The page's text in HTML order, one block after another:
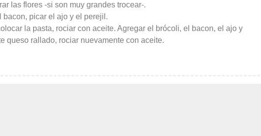
las flores -si son muy grandes trocear-.
picar el ajo y el perejil.
la pasta, rociar con aceite. Agregar el brócoli, el bacon, el ajo y
queso rallado, rociar nuevamente con aceite.